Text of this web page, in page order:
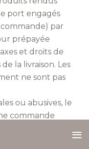
port engagés
par
prépayée
et droits de
la livraison. Les
ne sont pas
ou abusives, le
commande
≡